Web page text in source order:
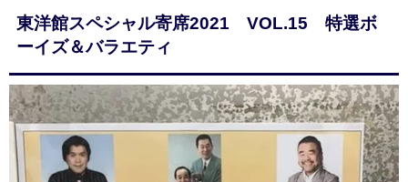
東洋館スペシャル寄席2021 VOL.15 特選ボ
ーイズ＆バラエティ